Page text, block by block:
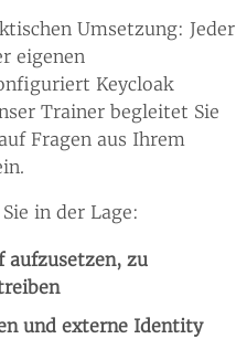
Umsetzung: Jeder
eigenen
Keycloak
Trainer begleitet Sie
Fragen aus Ihrem
in der Lage:
aufzusetzen, zu
und externe Identity